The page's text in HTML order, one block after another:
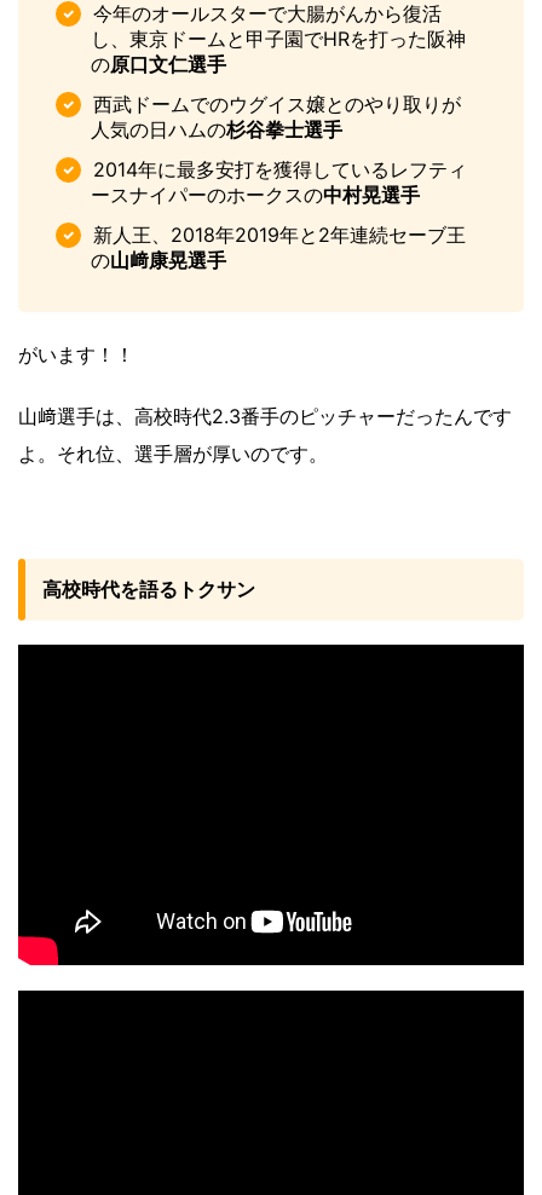
今年のオールスターで大腸がんから復活
し、東京ドームと甲子園でHRを打った阪神
の原口文仁選手
西武ドームでのウグイス嬢とのやり取りが
人気の日ハムの杉谷拳士選手
2014年に最多安打を獲得しているレフティ
ースナイパーのホークスの中村晃選手
新人王、2018年2019年と2年連続セーブ王
の山﨑康晃選手
がいます！！
山﨑選手は、高校時代2.3番手のピッチャーだったんです
よ。それ位、選手層が厚いのです。
高校時代を語るトクサン